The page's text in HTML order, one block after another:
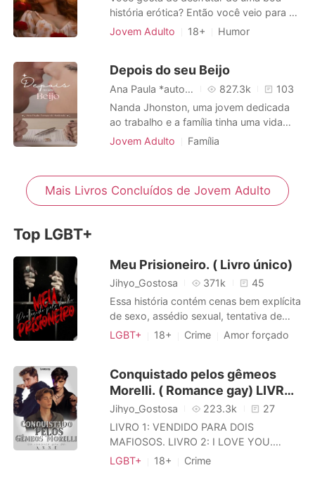
Albuquerque é um re
história erótica? Então você veio para a
seção certa. Aqui você encontrará as
essas histórias mórbidas lhe excitará.
Você está pronto para isso?. Histórias
tirada de um fórum online.
Jovem Adulto 18+
Humor
Playboy
Charmoso
Paixão / Erótica
Arrogante / Dominante
Depois do seu Beijo
Ana Paula *autora* 827.3k
103
Nanda Jhonston, uma jovem dedicada
ao trabalho e a família tinha uma vida
tranquila até que uma dívida familiar a
tela conhecido está disposto a tudo para
conquistá-la. Já Nanda, por outro lado,
Jovem Adulto
Família
CEO
Encantadora
Charmoso
Paixão / Erótica
Mais Livros Concluídos de Jovem Adulto
Top LGBT+
Meu Prisioneiro. ( Livro único)
Jihyo_Gostosa 371k
45
Essa história contém cenas bem explícita
de sexo, assédio sexual, tentativa de
estupro, um pouco de Dark, obsessão
---------------------------------------
- Você agora é meu, querido coelhinho.
Não tem para onde fugir, eu so
LGBT+ 18+ Crime
Amor forçado
Medroso
Paixão / Erótica
Arrogante / Dominante
Conquistado pelos gêmeos
Morelli. ( Romance gay) LIVRO
3
Jihyo_Gostosa 223.3k
27
LIVRO 1: VENDIDO PARA DOIS
MAFIOSOS. LIVRO 2: I LOVE YOU.
LIVRO 3: CONQUISTADO PELOS
LGBT+ 18+
Crime